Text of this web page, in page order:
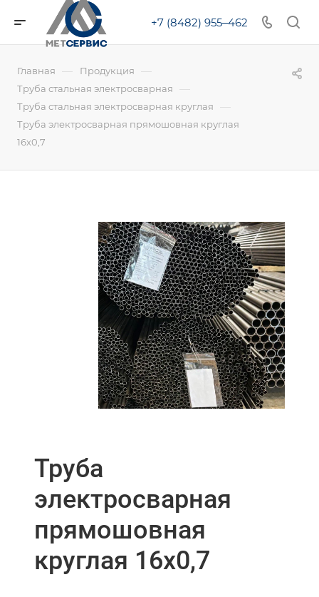
+7 (8482) 955‒462
Главная — Продукция —
Труба стальная электросварная —
Труба стальная электросварная круглая —
Труба электросварная прямошовная круглая
16х0,7
Труба
электросварная
прямошовная
круглая 16х0,7